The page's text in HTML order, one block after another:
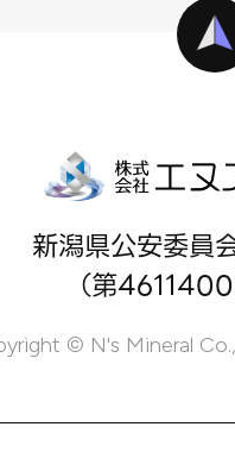
新潟県公安委員
（第
© N's Mineral